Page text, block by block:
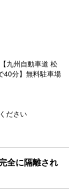
九州自動車道 松
40分】無料駐車場
ださい
全に隔離され